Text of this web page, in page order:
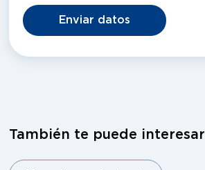
Enviar datos
También te puede interesar